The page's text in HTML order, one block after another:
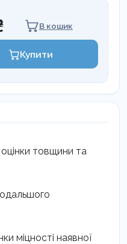
В кошик
Купити
товщини та
міцності наявної